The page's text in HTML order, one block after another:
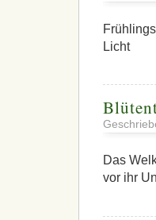
Licht
Das
vor ihr